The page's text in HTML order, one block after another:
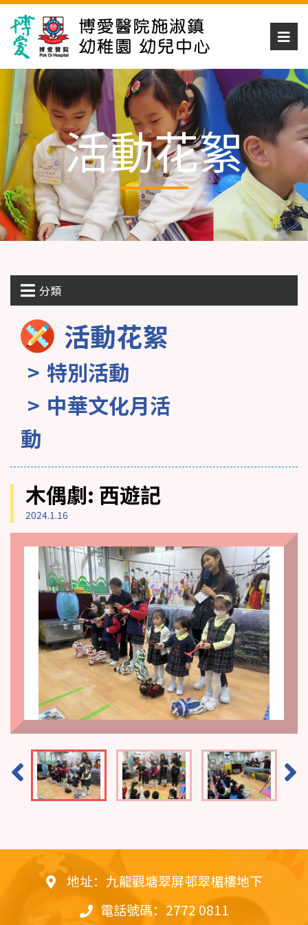
活動花絮
分類
活動花絮
特別活動
中華文化月活
動
木偶劇: 西遊記
2024.1.16
地址：九龍觀塘翠屏邨翠楣樓地下
電話號碼：2772 0811